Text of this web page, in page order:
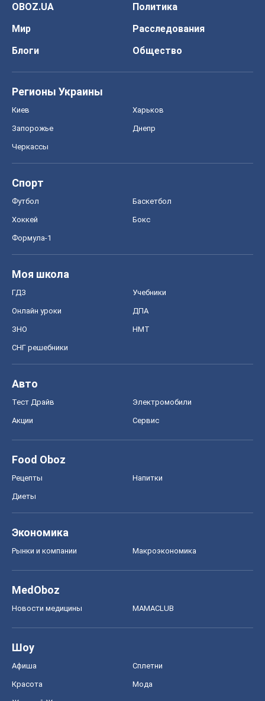
OBOZ.UA
Политика
Мир
Расследования
Блоги
Общество
Регионы Украины
Киев Харьков
Запорожье Днепр
Черкассы
Спорт
Футбол Баскетбол
Хоккей Бокс
Формула-1
Моя школа
ГДЗ Учебники
Онлайн уроки ДПА
ЗНО НМТ
СНГ решебники
Авто
Тест Драйв Электромобили
Акции Сервис
Food Oboz
Рецепты Напитки
Диеты
Экономика
Рынки и компании Mакроэкономика
MedOboz
Новости медицины MAMACLUB
Шоу
Афиша Сплетни
Красота Мода